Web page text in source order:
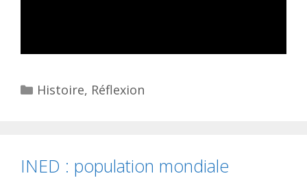
Catégories
Histoire, Réflexion
INED : population mondiale